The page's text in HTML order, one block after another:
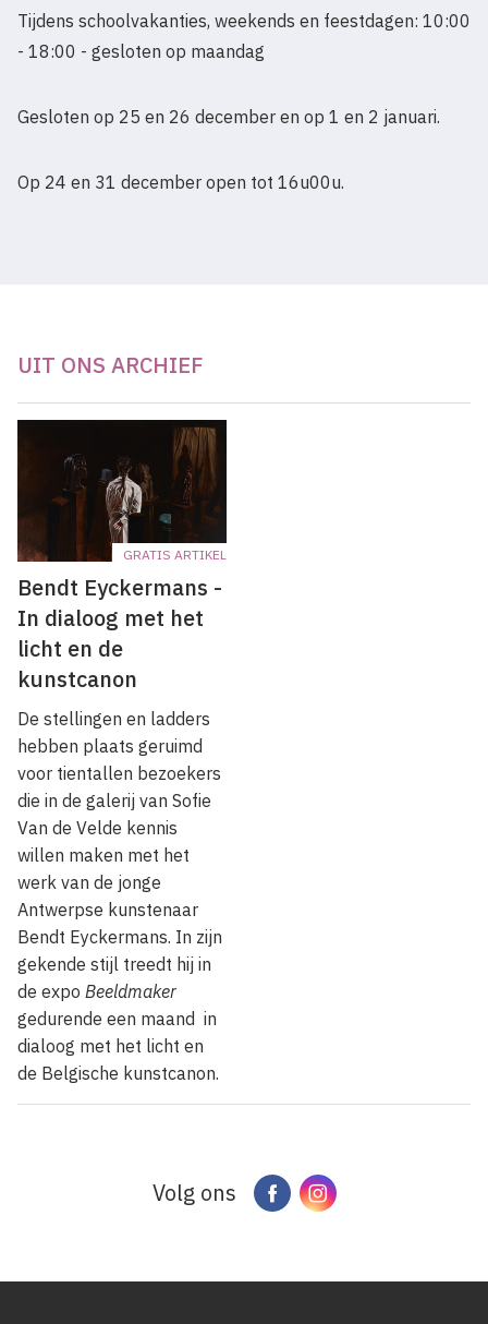
Tijdens schoolvakanties, weekends en feestdagen: 10:00
- 18:00 - gesloten op maandag
Gesloten op 25 en 26 december en op 1 en 2 januari.
Op 24 en 31 december open tot 16u00u.
UIT ONS ARCHIEF
GRATIS ARTIKEL
Bendt Eyckermans -
In dialoog met het
licht en de
kunstcanon
De stellingen en ladders
hebben plaats geruimd
voor tientallen bezoekers
die in de galerij van Sofie
Van de Velde kennis
willen maken met het
werk van de jonge
Antwerpse kunstenaar
Bendt Eyckermans. In zijn
gekende stijl treedt hij in
de expo Beeldmaker
gedurende een maand in
dialoog met het licht en
de Belgische kunstcanon.
Volg ons FacebookInstagram